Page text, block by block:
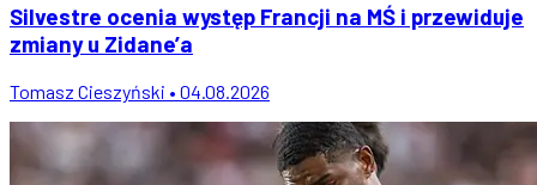
Silvestre ocenia występ Francji na MŚ i przewiduje
zmiany u Zidane’a
Tomasz Cieszyński • 04.08.2026